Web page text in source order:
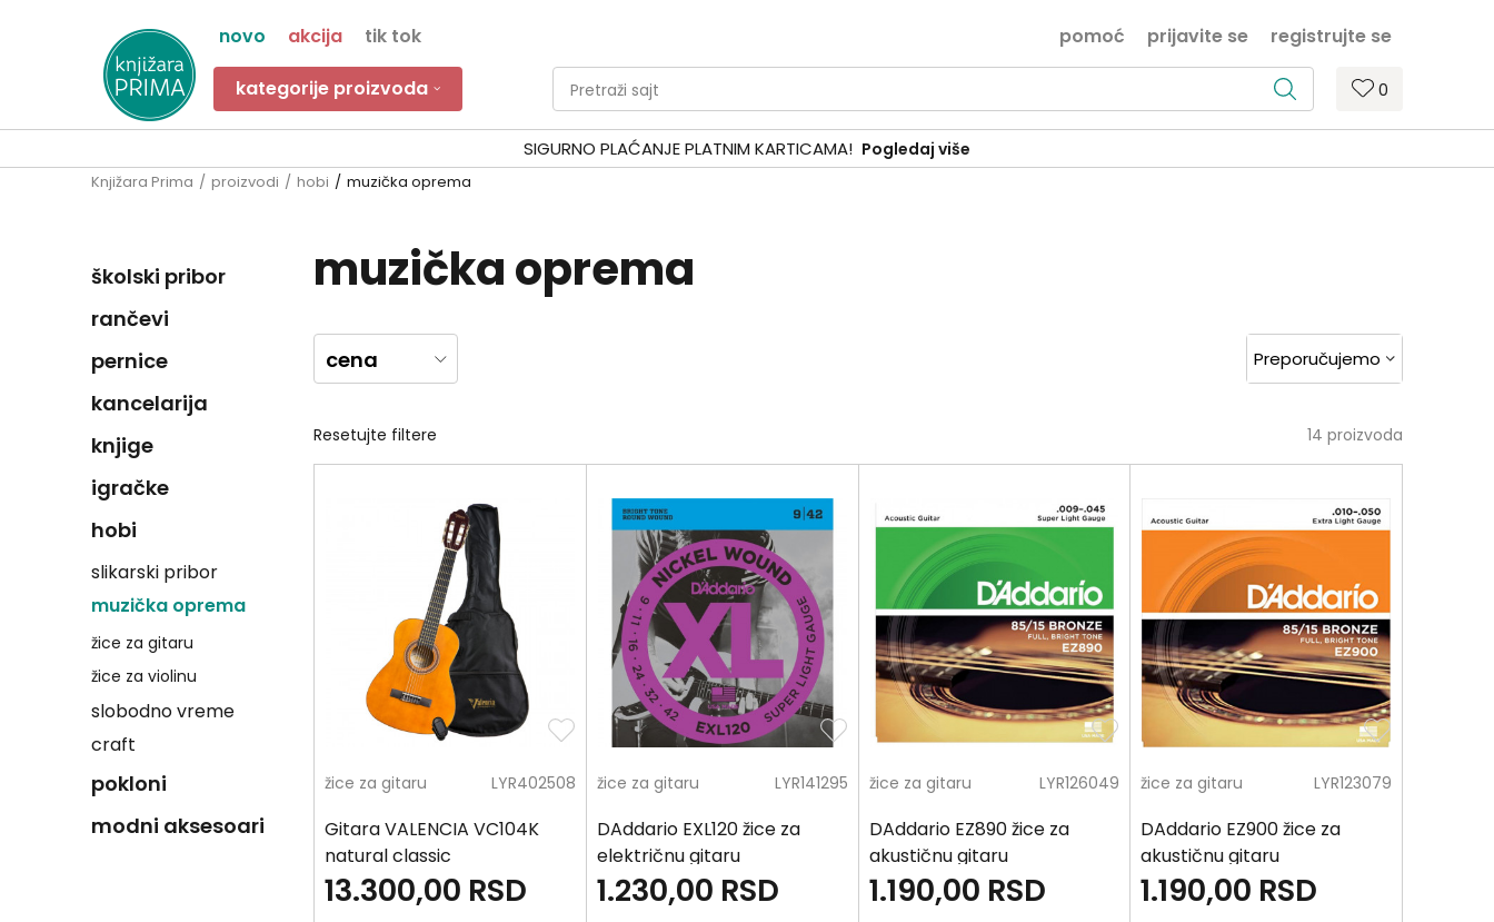
novo akcija tik tok prijavite se registrujte se
pomoć
kategorije proizvoda 0
Pretraži sajt
SIGURNO PLAĆANJE PLATNIM KARTICAMA! Pogledaj više
Knjižara Prima proizvodi hobi muzička oprema
školski pribor
rančevi
pernice
kancelarija
knjige
igračke
hobi
slikarski pribor
muzička oprema
žice za gitaru
žice za violinu
slobodno vreme
craft
pokloni
modni aksesoari
muzička oprema
cena
Resetujte filtere 14 proizvoda
žice za gitaru LYR402508
Gitara VALENCIA VC104K
natural classic
13.300,00 RSD
žice za gitaru LYR141295
DAddario EXL120 žice za
električnu gitaru
1.230,00 RSD
žice za gitaru LYR126049
DAddario EZ890 žice za
akustičnu gitaru
1.190,00 RSD
žice za gitaru LYR123079
DAddario EZ900 žice za
akustičnu gitaru
1.190,00 RSD